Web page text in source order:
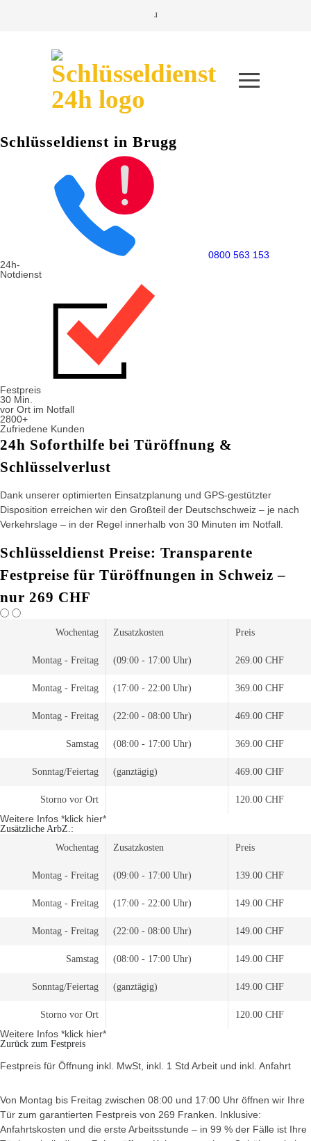
Schlüsseldienst in Brugg
0800 563 153
24h-
Notdienst
Festpreis
30 Min.
vor Ort im Notfall
2800+
Zufriedene Kunden
24h Soforthilfe bei Türöffnung &
Schlüsselverlust
Dank unserer optimierten Einsatzplanung und GPS-gestützter
Disposition erreichen wir den Großteil der Deutschschweiz – je nach
Verkehrslage – in der Regel innerhalb von 30 Minuten im Notfall.
Schlüsseldienst Preise: Transparente
Festpreise für Türöffnungen in Schweiz –
nur 269 CHF
Wochentag Zusatzkosten Preis
Montag - Freitag (09:00 - 17:00 Uhr) 269.00 CHF
Montag - Freitag (17:00 - 22:00 Uhr) 369.00 CHF
Montag - Freitag (22:00 - 08:00 Uhr) 469.00 CHF
Samstag (08:00 - 17:00 Uhr) 369.00 CHF
Sonntag/Feiertag (ganztägig) 469.00 CHF
Storno vor Ort 120.00 CHF
Weitere Infos *klick hier*
Zusätzliche ArbZ.:
Wochentag
Zusatzkosten Preis
Montag - Freitag (09:00 - 17:00 Uhr) 139.00 CHF
Montag - Freitag (17:00 - 22:00 Uhr) 149.00 CHF
Montag - Freitag (22:00 - 08:00 Uhr) 149.00 CHF
Samstag (08:00 - 17:00 Uhr) 149.00 CHF
Sonntag/Feiertag (ganztägig) 149.00 CHF
Storno vor Ort 120.00 CHF
Weitere Infos *klick hier*
Zurück zum Festpreis
Festpreis für Öffnung inkl. MwSt, inkl. 1 Std Arbeit und inkl. Anfahrt
Von Montag bis Freitag zwischen 08:00 und 17:00 Uhr öffnen wir Ihre
Tür zum garantierten Festpreis von 269 Franken. Inklusive:
Anfahrtskosten und die erste Arbeitsstunde – in 99 % der Fälle ist Ihre